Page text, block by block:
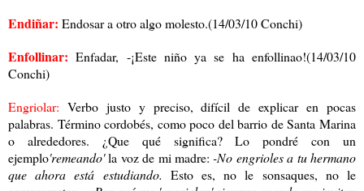
Endiñar: Endosar a otro algo molesto.(14/03/10 Conchi)
Enfollinar:Enfadar, -¡Este niño ya se ha enfollinao!(14/03/10
Conchi)
Engriolar: Verbo justo y preciso, difícil de explicar en pocas
palabras. Término cordobés, como poco del barrio de Santa Marina
o alrededores. ¿Que qué significa? Lo pondré con un
ejemplo'remeando'la voz de mi madre:-No engrioles a tu hermano
que ahora está estudiando. Esto es, no le sonsaques, no le